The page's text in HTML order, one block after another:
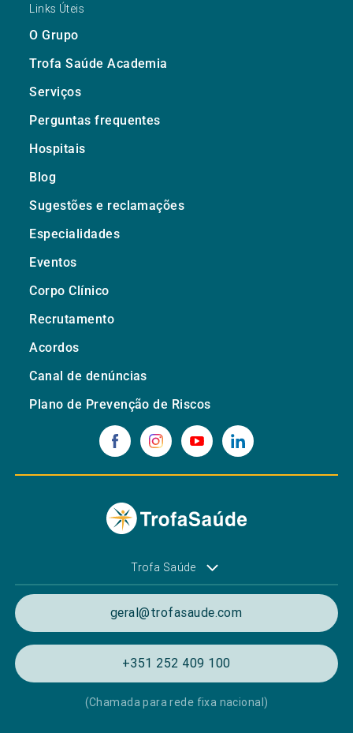
Links Úteis
O Grupo
Trofa Saúde Academia
Serviços
Perguntas frequentes
Hospitais
Blog
Sugestões e reclamações
Especialidades
Eventos
Corpo Clínico
Recrutamento
Acordos
Canal de denúncias
Plano de Prevenção de Riscos
Trofa Saúde
geral@trofasaude.com
+351 252 409 100
(Chamada para rede fixa nacional)